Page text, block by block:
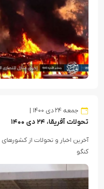
جمعه ۲۴ دی ۱۴۰۰
تحولات آفریقا، ۲۴ دی ۱۴۰۰
آخرین اخبار و تحولات از کشورهای
کنگو